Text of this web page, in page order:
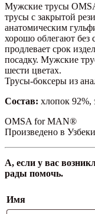
Мужские трусы
трусы с закрытой
анатомическим
хорошо облегают без
продлевает срок
посадку. Мужские
шести цветах.
Трусы-боксеры из
Состав: хлопок 92%,
OMSA for MAN®
Произведено в
А, если у вас
рады помочь.
Имя